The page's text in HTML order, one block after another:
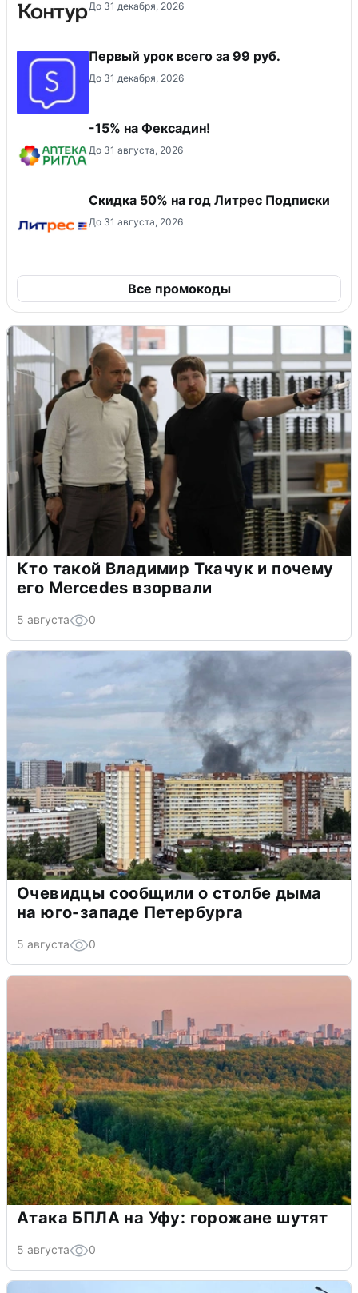
До 31 декабря, 2026
Первый урок всего за 99 руб.
До 31 декабря, 2026
-15% на Фексадин!
До 31 августа, 2026
Скидка 50% на год Литрес Подписки
До 31 августа, 2026
Все промокоды
Кто такой Владимир Ткачук и почему
его Mercedes взорвали
5 августа 0
Очевидцы сообщили о столбе дыма
на юго-западе Петербурга
5 августа 0
Атака БПЛА на Уфу: горожане шутят
5 августа 0